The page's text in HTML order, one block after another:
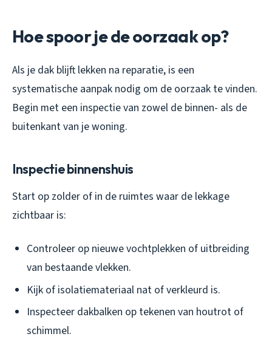
Hoe spoor je de oorzaak op?
Als je dak blijft lekken na reparatie, is een
systematische aanpak nodig om de oorzaak te vinden.
Begin met een inspectie van zowel de binnen- als de
buitenkant van je woning.
Inspectie binnenshuis
Start op zolder of in de ruimtes waar de lekkage
zichtbaar is:
Controleer op nieuwe vochtplekken of uitbreiding
van bestaande vlekken.
Kijk of isolatiemateriaal nat of verkleurd is.
Inspecteer dakbalken op tekenen van houtrot of
schimmel.